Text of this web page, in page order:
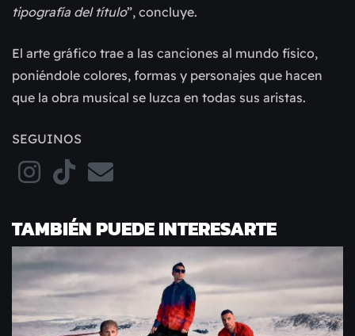
tipografía del título”, concluye.
El arte gráfico trae a las canciones al mundo físico,
poniéndole colores, formas y personajes que hacen
que la obra musical se luzca en todas sus aristas.
SEGUINOS
TAMBIÉN PUEDE INTERESARTE